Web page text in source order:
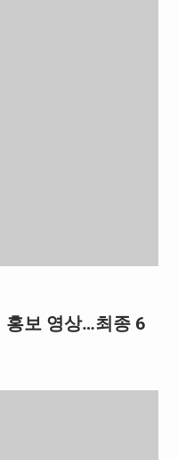
홍보 영상…최종 6